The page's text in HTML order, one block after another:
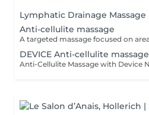
Lymphatic Drainage Massage
Anti-cellulite massage
DEVICE Anti-cellulite massage